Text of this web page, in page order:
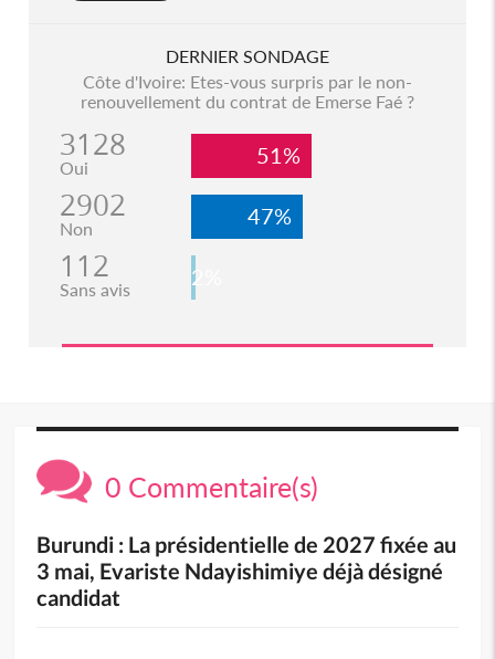
DERNIER SONDAGE
Côte d'Ivoire: Etes-vous surpris par le non-
renouvellement du contrat de Emerse Faé ?
3128
Oui 51%
2902
Non 47%
112
Sans avis 2%
0 Commentaire(s)
Burundi : La présidentielle de 2027 fixée au
3 mai, Evariste Ndayishimiye déjà désigné
candidat